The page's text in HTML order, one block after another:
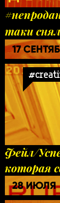
таки
17
Фейл/
которая
28 ИЮЛЯ